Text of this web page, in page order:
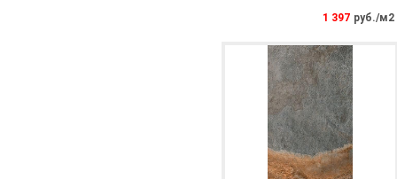
1 397 руб./м2